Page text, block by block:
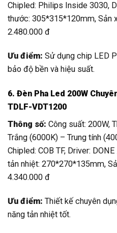
Chipled: Philips Inside 3030,
thước: 305*315*120mm, Sản
2.480.000 đ
Ưu điểm: Sử dụng chip LED
bảo độ bền và hiệu suất.
6. Đèn Pha Led 200W
TDLF-VDT1200
Thông số: Công suất: 200W,
Trắng (6000K) – Trung tính
Chipled: COB TF, Driver:
tản nhiệt: 270*270*135mm,
4.340.000 đ
Ưu điểm: Thiết kế chuyên
năng tản nhiệt tốt.